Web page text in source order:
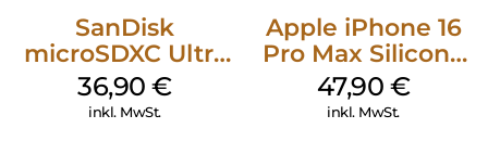
SanDisk
microSDXC Ultra
128 GB + Adapter
Mobile
36,90€
inkl. MwSt.
Apple iPhone 16
Pro Max Silicone
Case MagSafe
Black
47,90 €
inkl. MwSt.